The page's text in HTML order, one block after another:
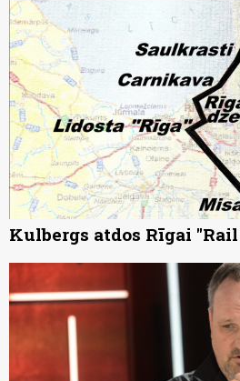
Kulbergs atdos Rīgai